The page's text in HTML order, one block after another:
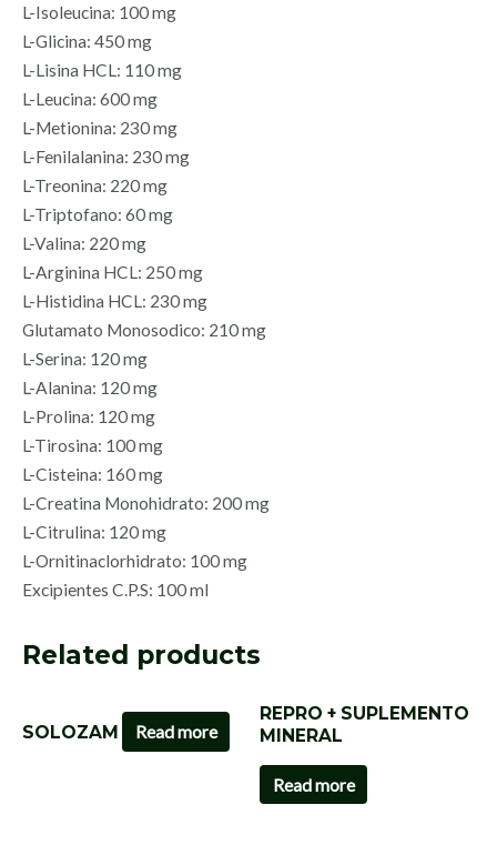
L-Isoleucina: 100 mg
L-Glicina: 450 mg
L-Lisina HCL: 110 mg
L-Leucina: 600 mg
L-Metionina: 230 mg
L-Fenilalanina: 230 mg
L-Treonina: 220 mg
L-Triptofano: 60 mg
L-Valina: 220 mg
L-Arginina HCL: 250 mg
L-Histidina HCL: 230 mg
Glutamato Monosodico: 210 mg
L-Serina: 120 mg
L-Alanina: 120 mg
L-Prolina: 120 mg
L-Tirosina: 100 mg
L-Cisteina: 160 mg
L-Creatina Monohidrato: 200 mg
L-Citrulina: 120 mg
L-Ornitinaclorhidrato: 100 mg
Excipientes C.P.S: 100 ml
Related products
SOLOZAM Read more
REPRO + SUPLEMENTO
MINERAL
Read more